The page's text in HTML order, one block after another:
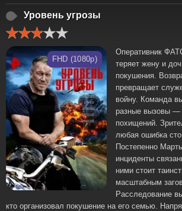
Уровень угрозы
FHD (1080p)
Оперативник
теряет жену и
покушения.
превращает
войну. Команда
разные вызовы —
похищений.
любая ошибка
Постепенно
инциденты
ними стоит
масштабным
Расследование
кто организовал покушение на его семью.